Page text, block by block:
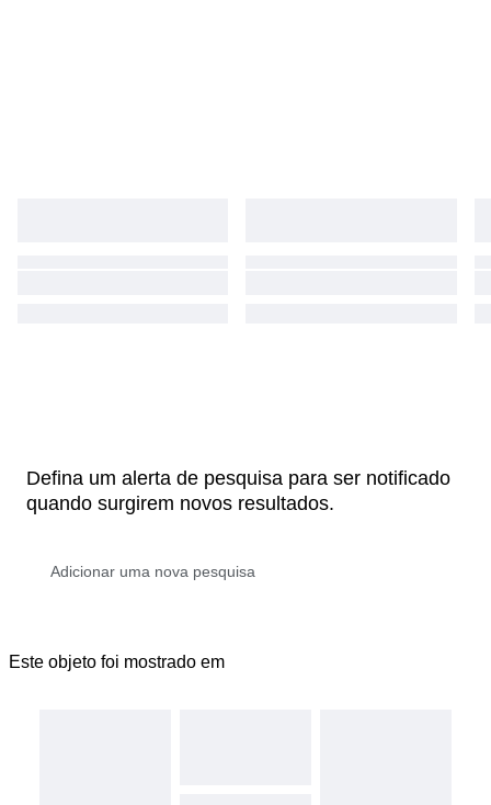
Defina um alerta de pesquisa para ser notificado
quando surgirem novos resultados.
Este objeto foi mostrado em